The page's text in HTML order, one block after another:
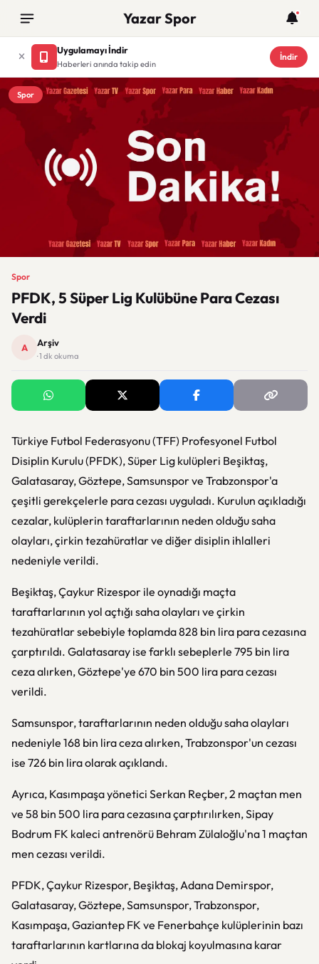
Yazar Spor
Uygulamayı İndir
Haberleri anında takip edin
İndir
Spor
Spor
PFDK, 5 Süper Lig Kulübüne Para Cezası
Verdi
A Arşiv
· 1 dk okuma
Türkiye Futbol Federasyonu (TFF) Profesyonel Futbol
Disiplin Kurulu (PFDK), Süper Lig kulüpleri Beşiktaş,
Galatasaray, Göztepe, Samsunspor ve Trabzonspor'a
çeşitli gerekçelerle para cezası uyguladı. Kurulun açıkladığı
cezalar, kulüplerin taraftarlarının neden olduğu saha
olayları, çirkin tezahüratlar ve diğer disiplin ihlalleri
nedeniyle verildi.
Beşiktaş, Çaykur Rizespor ile oynadığı maçta
taraftarlarının yol açtığı saha olayları ve çirkin
tezahüratlar sebebiyle toplamda 828 bin lira para cezasına
çarptırıldı. Galatasaray ise farklı sebeplerle 795 bin lira
ceza alırken, Göztepe'ye 670 bin 500 lira para cezası
verildi.
Samsunspor, taraftarlarının neden olduğu saha olayları
nedeniyle 168 bin lira ceza alırken, Trabzonspor'un cezası
ise 726 bin lira olarak açıklandı.
Ayrıca, Kasımpaşa yönetici Serkan Reçber, 2 maçtan men
ve 58 bin 500 lira para cezasına çarptırılırken, Sipay
Bodrum FK kaleci antrenörü Behram Zülaloğlu'na 1 maçtan
men cezası verildi.
PFDK, Çaykur Rizespor, Beşiktaş, Adana Demirspor,
Galatasaray, Göztepe, Samsunspor, Trabzonspor,
Kasımpaşa, Gaziantep FK ve Fenerbahçe kulüplerinin bazı
taraftarlarının kartlarına da blokaj koyulmasına karar